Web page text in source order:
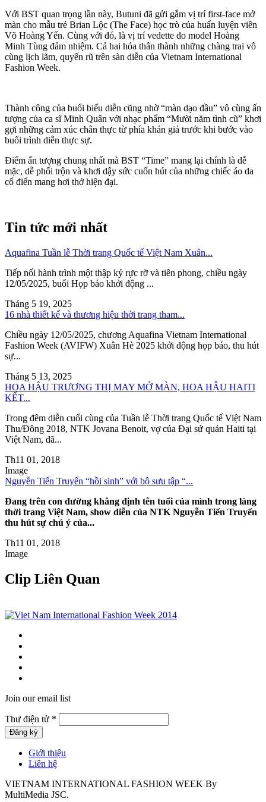
Với BST quan trọng lần này, Butuni đã gửi gắm vị trí first-face mở
màn cho mẫu trẻ Brian Lộc (The Face) học trò của huấn luyện viên
Võ Hoàng Yến. Cùng với đó, là vị trí vedette do model Hoàng
Minh Tùng đảm nhiệm. Cả hai hóa thân thành những chàng trai vô
cùng lịch lãm, quyến rũ trên sàn diễn của Vietnam International
Fashion Week.
Thành công của buổi biểu diễn cũng nhờ “màn dạo đầu” vô cùng ấn
tượng của ca sĩ Minh Quân với nhạc phẩm “Mười năm tình cũ” khơi
gợi những cảm xúc chân thực từ phía khán giả trước khi bước vào
buổi trình diễn thực sự.
Điểm ấn tượng chung nhất mà BST “Time” mang lại chính là dễ
mặc, dễ phối trộn và khơi dậy sức cuốn hút của những chiếc áo da
cổ điển mang hơi thở hiện đại.
Tin tức mới nhất
Aquafina Tuần lễ Thời trang Quốc tế Việt Nam Xuân...
Tiếp nối hành trình một thập kỷ rực rỡ và tiên phong, chiều ngày
12/05/2025, buổi Họp báo khởi động ...
Tháng 5 19, 2025
16 nhà thiết kế và thương hiệu thời trang tham...
Chiều ngày 12/05/2025, chương Aquafina Vietnam International
Fashion Week (AVIFW) Xuân Hè 2025 khởi động họp báo, thu hút
sự...
Tháng 5 13, 2025
HOA HẬU TRƯƠNG THỊ MAY MỞ MÀN, HOA HẬU HAITI
KẾT...
Trong đêm diễn cuối cùng của Tuần lễ Thời trang Quốc tế Việt Nam
Thu/Đông 2018, NTK Jovana Benoit, vợ của Đại sứ quán Haiti tại
Việt Nam, đã...
Th11 01, 2018
Image
Nguyễn Tiến Truyển “hồi sinh” với bộ sưu tập “...
Đang trên con đường khẳng định tên tuổi của mình trong làng
thời trang Việt Nam, show diễn của NTK Nguyễn Tiến Truyển
thu hút sự chú ý của...
Th11 01, 2018
Image
Clip Liên Quan
Join our email list
Thư điện tử *
Giới thiệu
Liên hệ
VIETNAM INTERNATIONAL FASHION WEEK By
MultiMedia JSC.